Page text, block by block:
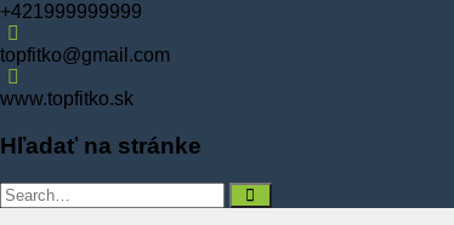
+421999999999
topfitko@gmail.com
www.topfitko.sk
Hľadať na stránke